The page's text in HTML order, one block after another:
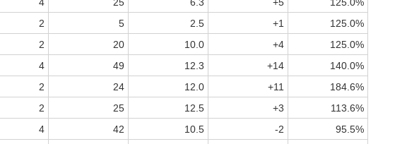
4 25 6.3 +5
125.0%
2 5 2.5 +1
125.0%
2 20 10.0 +4
125.0%
4 49 12.3 +14
140.0%
2 24 12.0 +11
184.6%
2 25 12.5 +3
113.6%
4 42 10.5 -2
95.5%